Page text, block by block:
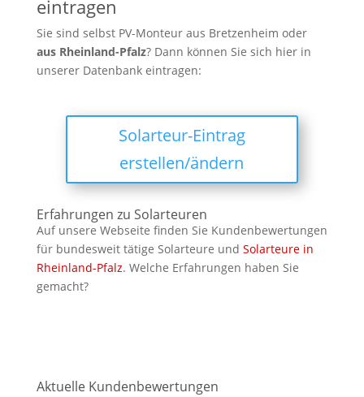
eintragen
Sie sind selbst PV-Monteur aus Bretzenheim oder
aus Rheinland-Pfalz? Dann können Sie sich hier in
unserer Datenbank eintragen:
Solarteur-Eintrag
erstellen/ändern
Erfahrungen zu Solarteuren
Auf unsere Webseite finden Sie Kundenbewertungen
für bundesweit tätige Solarteure und Solarteure in
Rheinland-Pfalz. Welche Erfahrungen haben Sie
gemacht?
Aktuelle Kundenbewertungen